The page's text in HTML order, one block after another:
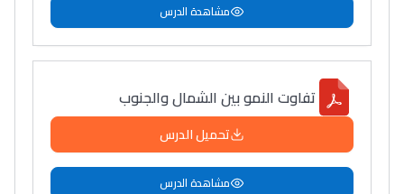
دليل المهن
ما يزيد عن 149 مهنة
دليل التوجيه
التوجيه بالثانوي و الإعدادي
مشاهدة الدرس
تفاوت النمو بين الشمال والجنوب
تحميل الدرس
مشاهدة الدرس